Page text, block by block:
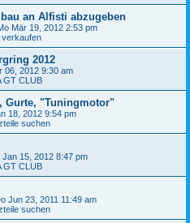
an Alfisti abzugeben
Mär 19, 2012 2:53 pm
verkaufen
2012
06, 2012 9:30 am
GT CLUB
Gurte, "Tuningmotor"
18, 2012 9:54 pm
suchen
Jan 15, 2012 8:47 pm
GT CLUB
Jun 23, 2011 11:49 am
suchen